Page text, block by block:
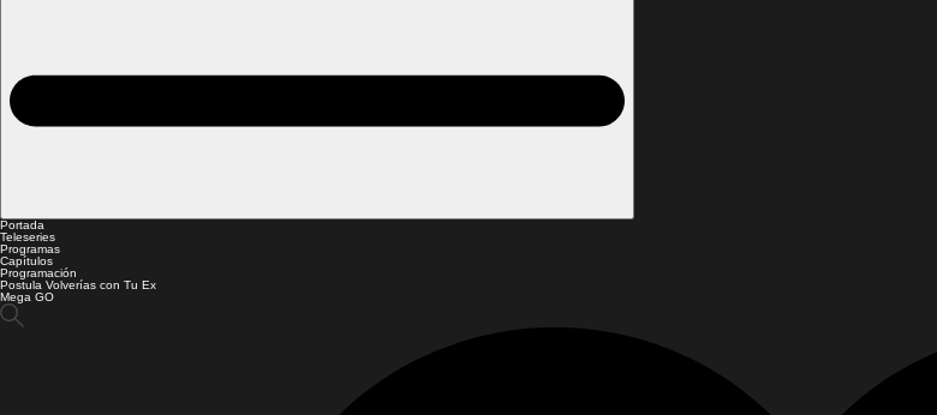
Portada
Teleseries
Programas
Capítulos
Programación
Postula Volverías con Tu Ex
Mega GO